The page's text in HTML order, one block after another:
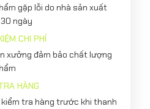
gặp lỗi do nhà sản xuất
ngày
CHI PHÍ
xưởng đảm bảo chất lượng
HÀNG
tra hàng trước khi thanh